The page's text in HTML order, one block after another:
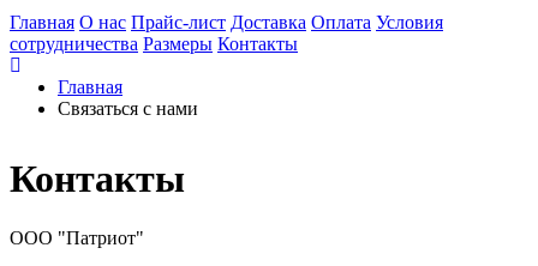
Главная О нас Прайс-лист Доставка Оплата Условия
сотрудничества Размеры Контакты
Главная
Связаться с нами
Контакты
ООО "Патриот"